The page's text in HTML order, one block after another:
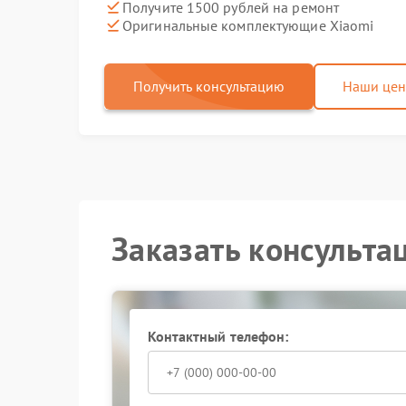
Получите 1500 рублей на ремонт
Оригинальные комплектующие Xiaomi
Получить консультацию Наши
Заказать
Контактный телефон: